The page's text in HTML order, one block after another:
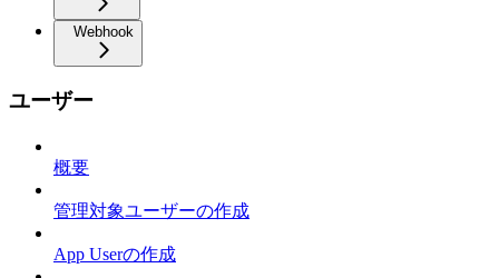
Webhook
ユーザー
概要
管理対象ユーザーの作成
App Userの作成